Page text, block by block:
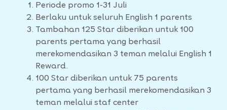
Periode promo 1-31 Juli
Berlaku untuk seluruh English 1 parents
Tambahan 125 Star diberikan untuk 100
parents pertama yang berhasil
merekomendasikan 3 teman melalui English 1
Reward.
100 Star diberikan untuk 75 parents
pertama yang berhasil merekomendasikan 3
teman melalui staf center